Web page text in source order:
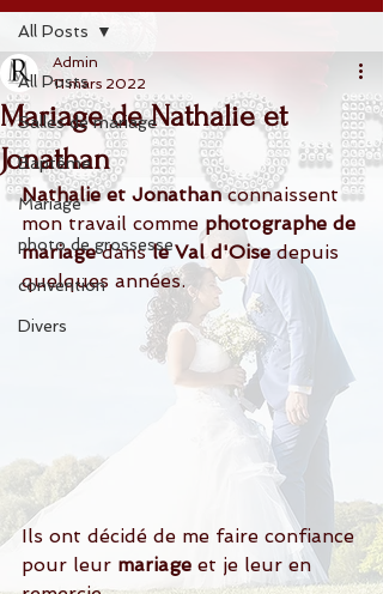
All Posts
Salles de mariage
Baptême
Mariage
photo de grossesse
convention
Divers
All Posts
Mariage de Nathalie et
Jonathan
Admin
11 mars 2022
Nathalie et Jonathan connaissent
mon travail comme photographe de
mariage dans le Val d'Oise depuis
quelques années.
Ils ont décidé de me faire confiance
pour leur mariage et je leur en